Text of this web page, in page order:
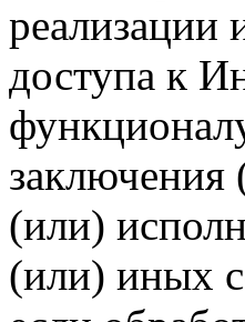
реализации
доступа к
заключения
(или)
(или) иных